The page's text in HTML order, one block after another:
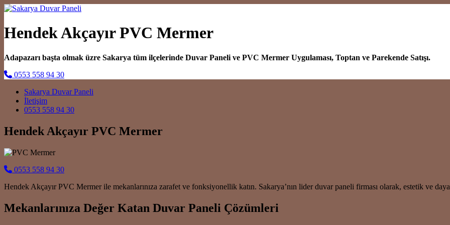
Hendek Akçayır PVC Mermer
Adapazarı başta olmak üzre Sakarya tüm ilçelerinde Duvar Paneli ve PVC Mermer Uygulaması, Toptan ve Parekende Satışı.
0553 558 94 30
Main Navigation
Sakarya Duvar Paneli
İletişim
0553 558 94 30
Hendek Akçayır PVC Mermer
0553 558 94 30
Hendek Akçayır PVC Mermer ile mekanlarınıza zarafet ve fonksiyonellik katın. Sakarya’nın lider duvar paneli firması olarak, estetik ve
Mekanlarınıza Değer Katan Duvar Paneli Çözümleri